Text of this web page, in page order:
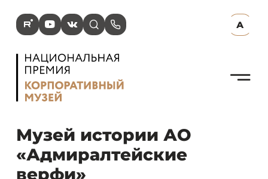
R Y V s p А
N
Музей истории АО
«Адмиралтейские
верфи»